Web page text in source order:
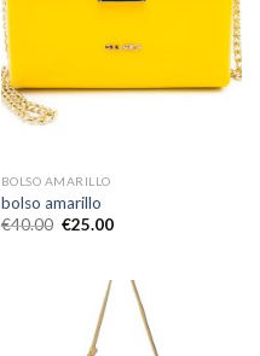
BOLSO AMARILLO
bolso amarillo
€40.00 €25.00